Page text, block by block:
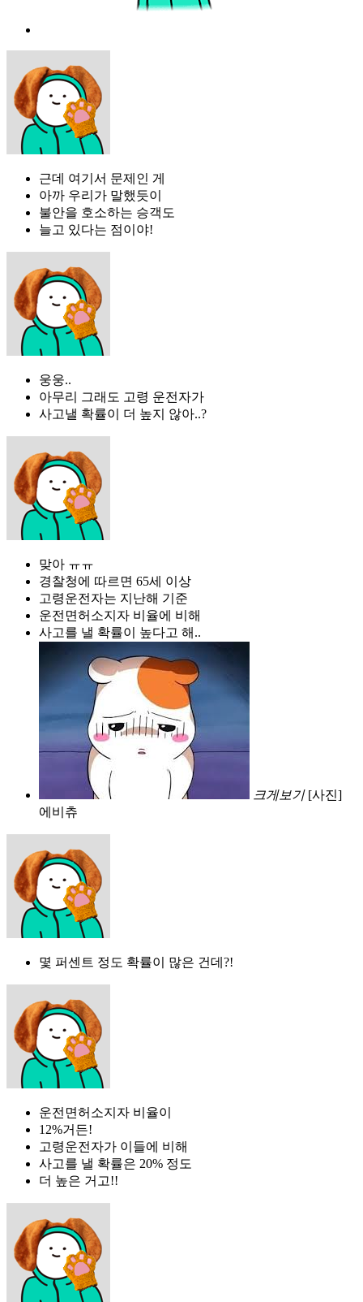
근데 여기서 문제인 게
아까 우리가 말했듯이
불안을 호소하는 승객도
늘고 있다는 점이야!
웅웅..
아무리 그래도 고령 운전자가
사고낼 확률이 더 높지 않아..?
맞아 ㅠㅠ
경찰청에 따르면 65세 이상
고령운전자는 지난해 기준
운전면허소지자 비율에 비해
사고를 낼 확률이 높다고 해..
크게보기 [사진]
에비츄
몇 퍼센트 정도 확률이 많은 건데?!
운전면허소지자 비율이
12%거든!
고령운전자가 이들에 비해
사고를 낼 확률은 20% 정도
더 높은 거고!!